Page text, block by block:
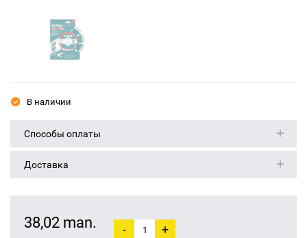
В наличии
Способы оплаты
Доставка
38,02 man. - +